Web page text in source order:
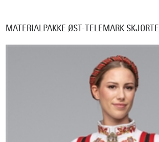
MATERIALPAKKE ØST-TELEMARK SKJORTE